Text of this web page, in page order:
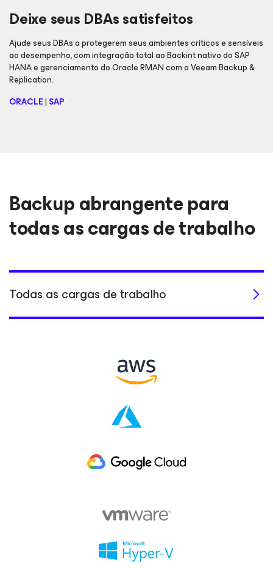
Deixe seus DBAs satisfeitos
Ajude seus DBAs a protegerem seus ambientes críticos e sensíveis
ao desempenho, com integração total ao Backint nativo do SAP
HANA e gerenciamento do Oracle RMAN com o Veeam Backup &
Replication.
ORACLE| SAP
Backup abrangente para
todas as cargas de trabalho
Todas as cargas de trabalho